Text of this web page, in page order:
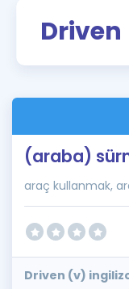
Blog
İngilizce
Driven
(araba)
araç kullanmak,
Driven (v)